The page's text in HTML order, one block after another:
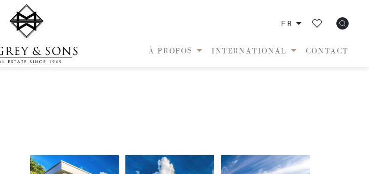
FR
À PROPOS INTERNATIONAL CONTACT